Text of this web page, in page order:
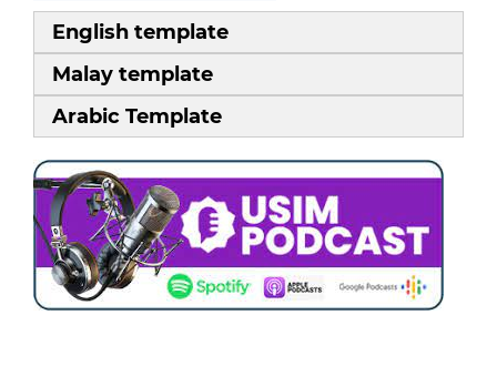
English template
Malay template
Arabic Template